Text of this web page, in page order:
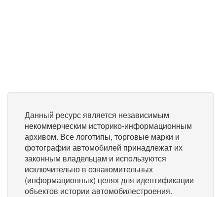
Данный ресурс является независимым
некоммерческим историко-информационным
архивом. Все логотипы, торговые марки и
фотографии автомобилей принадлежат их
законным владельцам и используются
исключительно в ознакомительных
(информационных) целях для идентификации
объектов истории автомобилестроения.